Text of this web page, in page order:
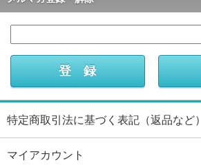
特定商取引法に基づく表記（返品など）
マイアカウント